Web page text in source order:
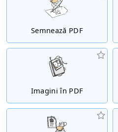
Semnează PDF
Imagini în PDF